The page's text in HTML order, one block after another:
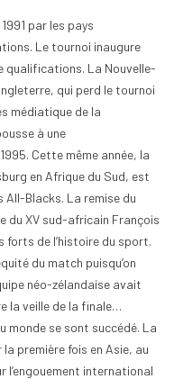
par les pays
Le tournoi inaugure
qualifications. La Nouvelle-
qui perd le tournoi
médiatique de la
à une
Cette même année, la
en Afrique du Sud, est
Blacks. La remise du
du XV sud-africain François
forts de l’histoire du sport.
du match puisqu’on
néo-zélandaise avait
la veille de la finale…
monde se sont succédé. La
première fois en Asie, au
l’engouement international